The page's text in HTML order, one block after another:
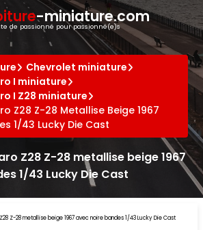
-miniature.com
de passionné pour passionné(e)s
Chevrolet miniature
I miniature
I Z28 miniature
Z28 Z-28 Metallise Beige 1967
1/43 Lucky Die Cast
Z28 Z-28 metallise beige 1967
1/43 Lucky Die Cast